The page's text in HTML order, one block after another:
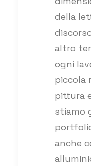
della
altro
ogni
piccola
pittura
stiamo
anche